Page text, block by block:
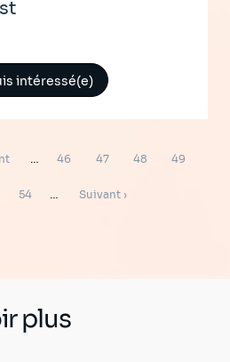
intéressé(e)
… Page
46 Page
47 Page
48 Page
49
Page
54 …
Page
Suivant ›
plus